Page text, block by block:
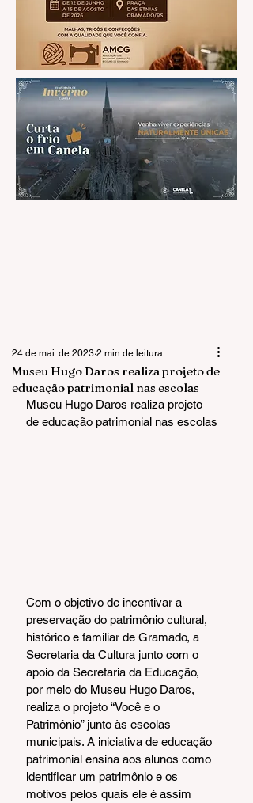
Museu Hugo Daros realiza projeto de
educação patrimonial nas escolas
24 de mai. de 2023 2 min de leitura
Museu Hugo Daros realiza projeto
de educação patrimonial nas escolas
Com o objetivo de incentivar a
preservação do patrimônio cultural,
histórico e familiar de Gramado, a
Secretaria da Cultura junto com o
apoio da Secretaria da Educação,
por meio do Museu Hugo Daros,
realiza o projeto “Você e o
Patrimônio” junto às escolas
municipais. A iniciativa de educação
patrimonial ensina aos alunos como
identificar um patrimônio e os
motivos pelos quais ele é assim